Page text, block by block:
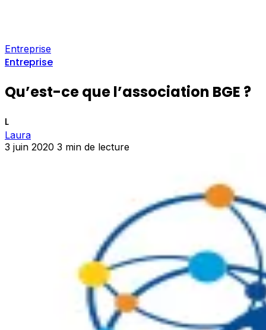
Entreprise
Entreprise
Qu’est-ce que l’association BGE ?
L
Laura
3 juin 2020 3 min de lecture